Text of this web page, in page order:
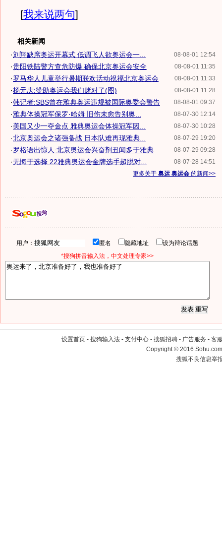
[我来说两句]
相关新闻
08-08-01 12:54
·刘翔缺席奥运开幕式 低调飞人欲奥运会一...
08-08-01 11:35
·贵阳铁陆警方查危防爆 确保北京奥运会安全
08-08-01 11:33
·罗马华人儿童举行暑期联欢活动祝福北京奥运会
08-08-01 11:28
·杨元庆:赞助奥运会我们赌对了(图)
08-08-01 09:37
·韩记者:SBS曾在雅典奥运违规被国际奥委会警告
08-07-30 12:14
·雅典体操冠军保罗·哈姆 旧伤未愈告别奥...
08-07-30 10:28
·美国又少一夺金点 雅典奥运会体操冠军因...
08-07-29 19:20
·北京奥运会之诸强备战 日本队难再现雅典...
08-07-29 09:28
·罗格语出惊人:北京奥运会兴奋剂丑闻多于雅典
08-07-28 14:51
·无悔于选择 22雅典奥运会金牌选手超脱对...
更多关于 奥运 奥运会 的新闻>>
用户： 匿名 隐藏地址
设为辩论话题
*搜狗拼音输入法，中文处理专家>>
设置首页 - 搜狗输入法 - 支付中心 - 搜狐招聘 - 广告服务 - 客
Copyright©2016
搜狐不良信息举